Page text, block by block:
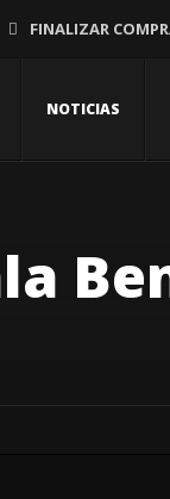
FINALIZAR
NOTICIAS